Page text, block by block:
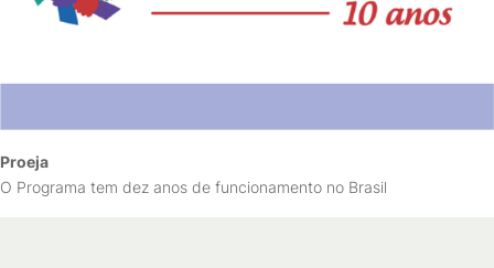
Proeja
O Programa tem dez anos de funcionamento no Brasil